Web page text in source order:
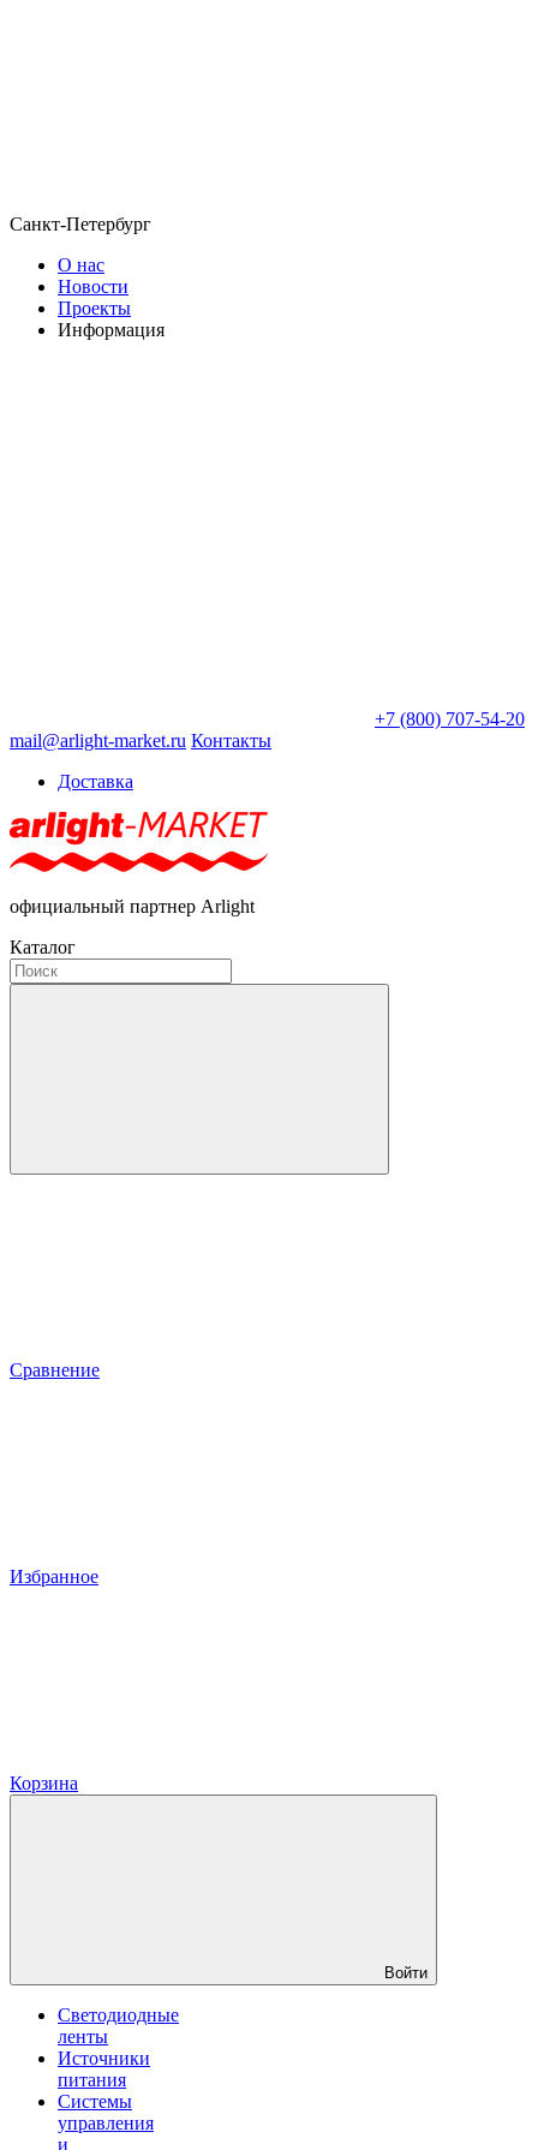
Санкт-Петербург
О нас
Новости
Проекты
Информация
+7 (800) 707-54-20
mail@arlight-market.ru Контакты
Доставка
официальный партнер Arlight
Каталог
Сравнение
Избранное
Корзина
Войти
Светодиодные
ленты
Источники
питания
Системы
управления
и